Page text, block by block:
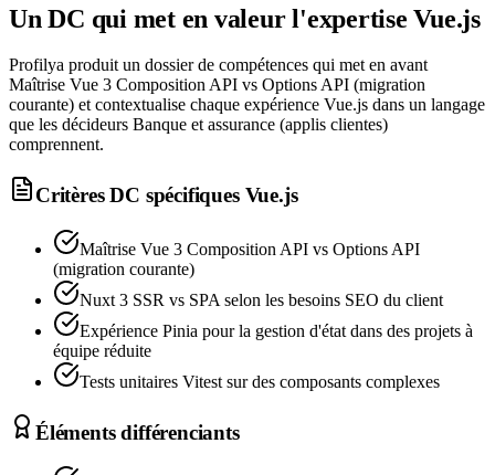
Un DC qui met en valeur l'expertiseVue.js
Profilya produit un dossier de compétences qui met en avant
Maîtrise Vue 3 Composition API vs Options API (migration
courante) et contextualise chaque expérience Vue.js dans un langage
que les décideurs Banque et assurance (applis clientes)
comprennent.
Critères DC spécifiques Vue.js
Maîtrise Vue 3 Composition API vs Options API
(migration courante)
Nuxt 3 SSR vs SPA selon les besoins SEO du client
Expérience Pinia pour la gestion d'état dans des projets à
équipe réduite
Tests unitaires Vitest sur des composants complexes
Éléments différenciants